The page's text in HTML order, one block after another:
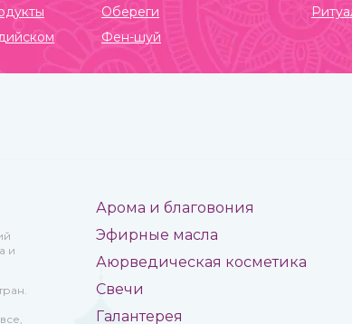
Обереги
Фен-шуй
и
Арома и благовония
Эфирные масла
Аюрведическая косметика
Свечи
Галантерея